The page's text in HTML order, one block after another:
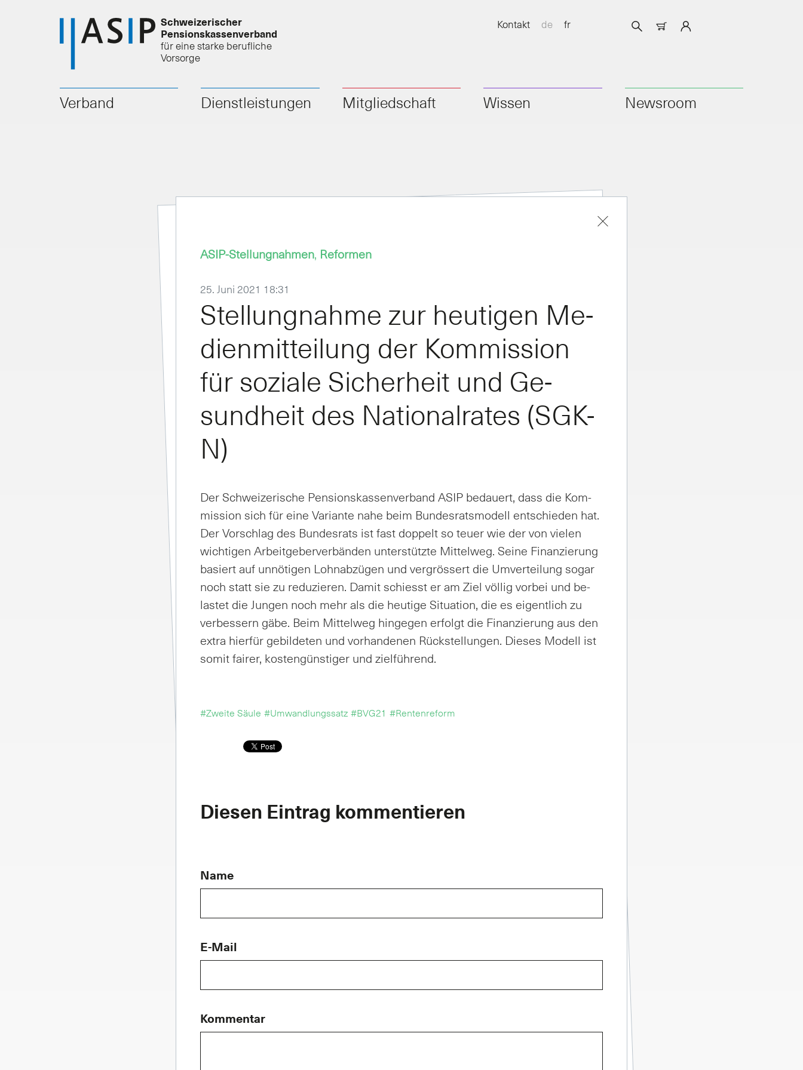
Schweizerischer
Pensionskassenverband
für eine starke berufliche
Vorsorge
Kontakt de fr
Verband Dienstleistungen Mitgliedschaft Wissen Newsroom
ASIP-Stellungnahmen, Reformen
25. Juni 2021 18:31
Stel­lung­nah­me zur heu­ti­gen Me­
dien­mit­tei­lung der Kom­mis­si­on
für so­zia­le Si­cher­heit und Ge­
sund­heit des Na­tio­nal­ra­tes (SGK-
N)
Der Schwei­ze­ri­sche Pen­si­ons­kas­sen­ver­band ASIP be­dau­ert, dass die Kom­
mis­si­on sich für ei­ne Va­ri­an­te na­he beim Bun­des­rats­mo­dell ent­schie­den hat.
Der Vor­schlag des Bun­des­rats ist fast dop­pelt so teu­er wie der von vie­len
wich­ti­gen Ar­beit­ge­ber­ver­bän­den un­ter­stütz­te Mit­tel­weg. Sei­ne Fi­nan­zie­rung
ba­siert auf un­nö­ti­gen Lohn­ab­zü­gen und ver­grös­sert die Um­ver­tei­lung so­gar
noch statt sie zu re­du­zie­ren. Da­mit schiesst er am Ziel völ­lig vor­bei und be­
las­tet die Jun­gen noch mehr als die heu­ti­ge Si­tua­ti­on, die es ei­gent­lich zu
ver­bes­sern gä­be. Beim Mit­tel­weg hin­ge­gen er­folgt die Fi­nan­zie­rung aus den
ex­tra hier­für ge­bil­de­ten und vor­han­de­nen Rück­stel­lun­gen. Die­ses Mo­dell ist
so­mit fai­rer, kos­ten­güns­ti­ger und ziel­füh­rend.
#Zweite Säule #Umwandlungssatz #BVG21 #Rentenreform
Diesen Eintrag kommentieren
Name
E-Mail
Kommentar